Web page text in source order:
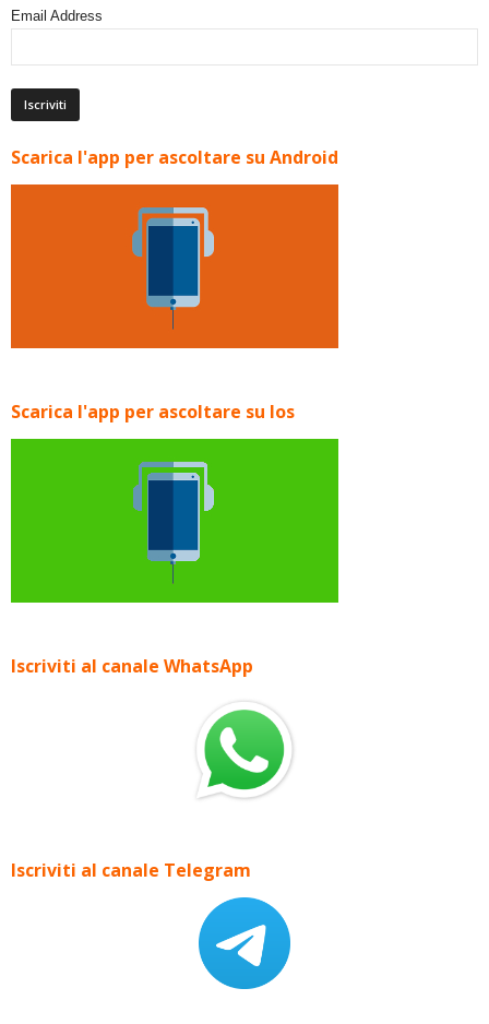
Email Address
Scarica l'app per ascoltare su Android
Scarica l'app per ascoltare su Ios
Iscriviti al canale WhatsApp
Iscriviti al canale Telegram